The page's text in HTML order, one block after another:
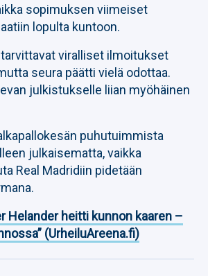
sopimuksen viimeiset
lopulta kuntoon.
tarvittavat viralliset ilmoitukset
seura päätti vielä odottaa.
julkistukselle liian myöhäinen
puhutuimmista
julkaisematta, vaikka
Real Madridiin pidetään
Helander heitti kunnon kaaren –
(UrheiluAreena.fi)